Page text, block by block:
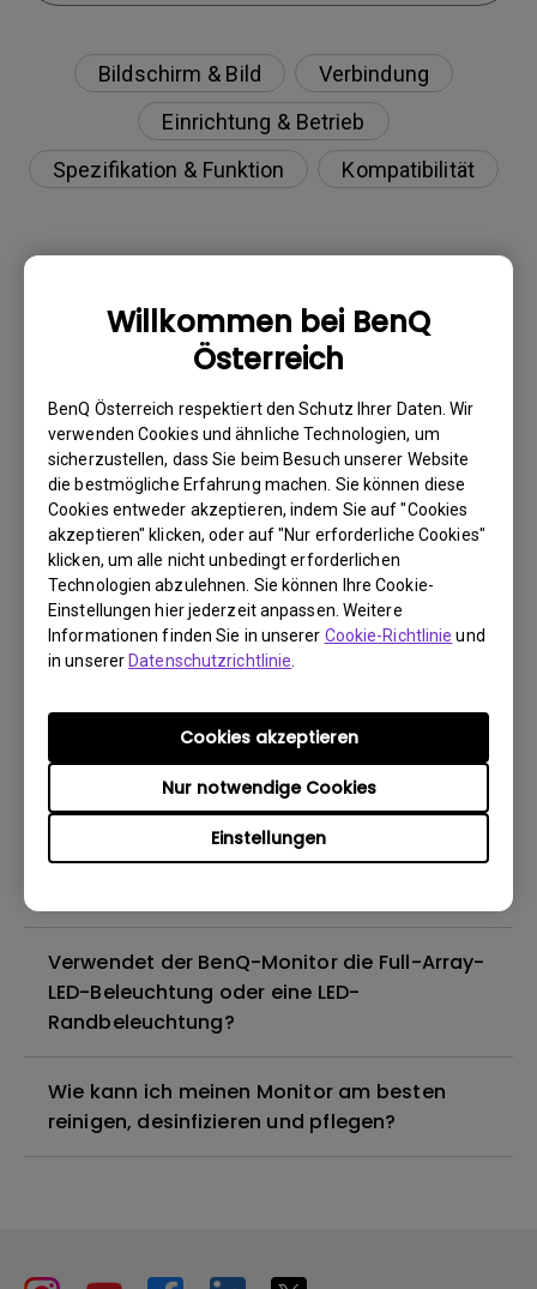
Willkommen bei BenQ
Österreich
BenQ Österreich respektiert den Schutz Ihrer Daten. Wir
verwenden Cookies und ähnliche Technologien, um
sicherzustellen, dass Sie beim Besuch unserer Website
die bestmögliche Erfahrung machen. Sie können diese
Cookies entweder akzeptieren, indem Sie auf "Cookies
akzeptieren" klicken, oder auf "Nur erforderliche Cookies"
klicken, um alle nicht unbedingt erforderlichen
Technologien abzulehnen. Sie können Ihre Cookie-
Einstellungen hier jederzeit anpassen. Weitere
Informationen finden Sie in unserer Cookie-Richtlinie und
in unsererDatenschutzrichtlinie
Einstellungen
Nur notwendige Cookies
Cookies akzeptieren
Bildschirm & Bild
Verbindung
Einrichtung & Betrieb
Spezifikation & Funktion
Kompatibilität
Warum kann mein BenQ-Monitor über ein
USB-C(Typ C)-Kabel nicht ordnungsgemäß
angezeigt werden?
Wie kann ich Flimmern auf einem externen
Mac M1/M2-Monitor beheben?
Muss ich den WHQL-Treiber (Windows
Hardware Quality Labs) in Windows für
meinen BenQ-Monitor installieren? Gibt es
eine aktualisierte Version des WHQL-
Treibers?
Wieso flackert mein Monitor?
Sind alle BenQ-Monitore oder nur
bestimmte Modelle quecksilberfrei?
Verwendet der BenQ-Monitor die Full-Array-
LED-Beleuchtung oder eine LED-
Randbeleuchtung?
Wie kann ich meinen Monitor am besten
reinigen, desinfizieren und pflegen?